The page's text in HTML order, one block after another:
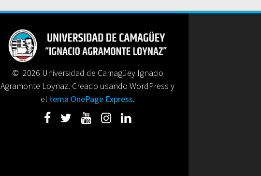
© 2026 Universidad de Camagüey Ignacio
Agramonte Loynaz. Creado usando WordPress y
el tema OnePage Express.